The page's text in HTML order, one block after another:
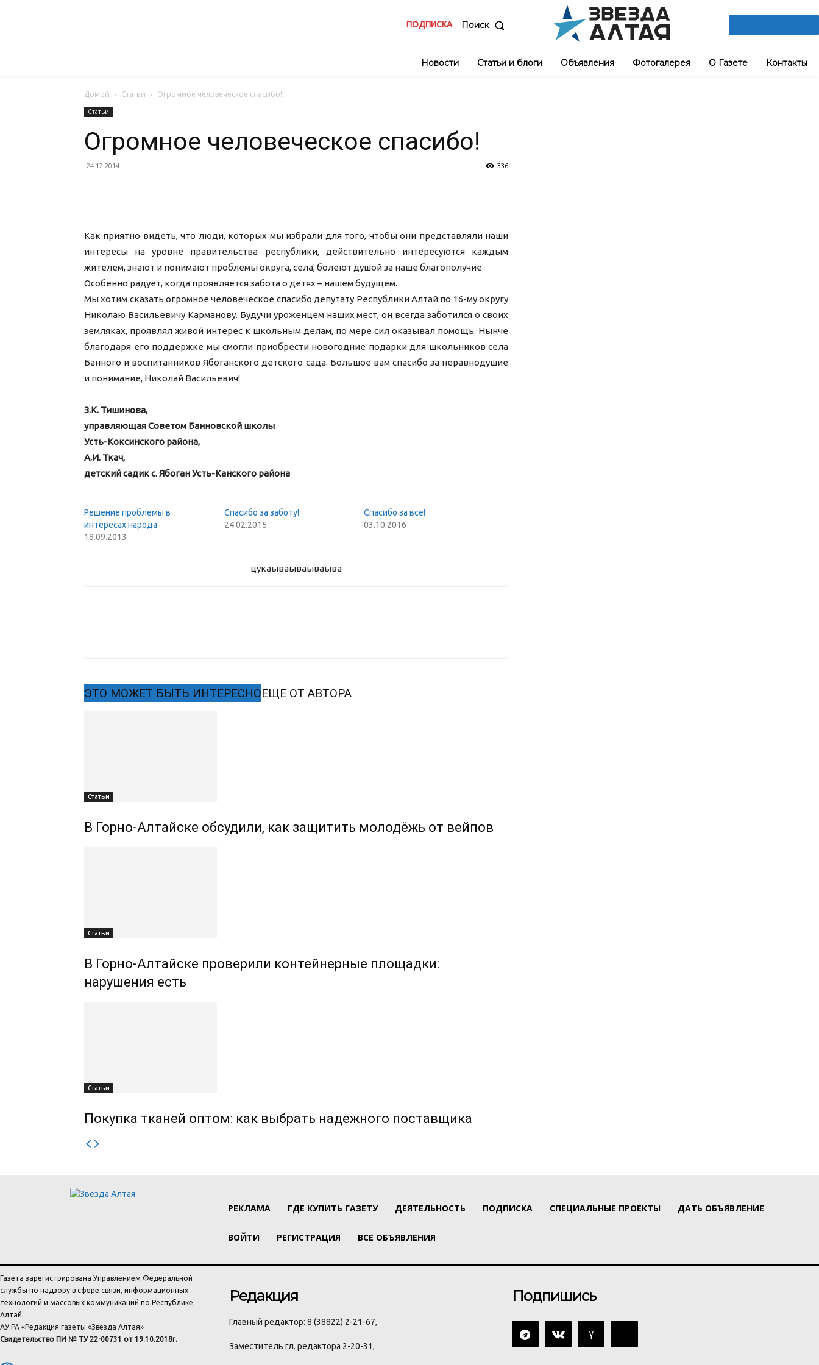
ПОДПИСКА Поиск
Новости Статьи и блоги Объявления Фотогалерея О Газете Контакты
Домой Статьи Огромное человеческое спасибо!
Статьи
Огромное человеческое спасибо!
24.12.2014 336
Как приятно видеть, что люди, которых мы избрали для того, чтобы они представляли наши
интересы на уровне правительства республики, действительно интересуются каждым
жителем, знают и понимают проблемы округа, села, болеют душой за наше благополучие.
Особенно радует, когда проявляется забота о детях – нашем будущем.
Мы хотим сказать огромное человеческое спасибо депутату Республики Алтай по 16-му округу
Николаю Васильевичу Карманову. Будучи уроженцем наших мест, он всегда заботился о своих
земляках, проявлял живой интерес к школьным делам, по мере сил оказывал помощь. Нынче
благодаря его поддержке мы смогли приобрести новогодние подарки для школьников села
Банного и воспитанников Ябоганского детского сада. Большое вам спасибо за неравнодушие
и понимание, Николай Васильевич!
З.К. Тишинова,
управляющая Советом Банновской школы
Усть-Коксинского района,
А.И. Ткач,
детский садик с. Ябоган Усть-Канского района
Решение проблемы в
интересах народа
18.09.2013
Спасибо за заботу!
24.02.2015
Спасибо за все!
03.10.2016
цукаываываываыва
ЭТО МОЖЕТ БЫТЬ ИНТЕРЕСНОЕЩЕ ОТ АВТОРА
Статьи
В Горно-Алтайске обсудили, как защитить молодёжь от вейпов
Статьи
В Горно-Алтайске проверили контейнерные площадки:
нарушения есть
Статьи
Покупка тканей оптом: как выбрать надежного поставщика
РЕКЛАМА ГДЕ КУПИТЬ ГАЗЕТУ ДЕЯТЕЛЬНОСТЬ ПОДПИСКА СПЕЦИАЛЬНЫЕ ПРОЕКТЫ ДАТЬ ОБЪЯВЛЕНИЕ
ВОЙТИ РЕГИСТРАЦИЯ ВСЕ ОБЪЯВЛЕНИЯ
Газета зарегистрирована Управлением Федеральной
службы по надзору в сфере связи, информационных
технологий и массовых коммуникаций по Республике
Алтай.
АУ РА «Редакция газеты «Звезда Алтая»
Свидетельство ПИ № ТУ 22-00731 от 19.10.2018г.
Редакция
Главный редактор: 8 (38822) 2-21-67,
Заместитель гл. редактора 2-20-31,
Подпишись